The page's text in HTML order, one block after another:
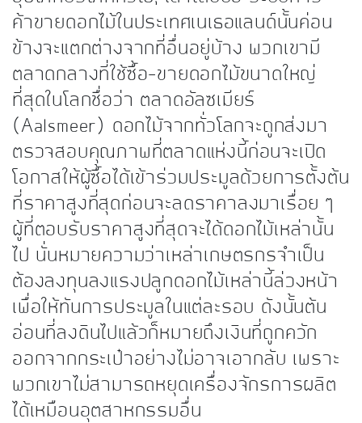
ค้าขายดอกไม้ในประเทศเนเธอแลนด์นั้นค่อน
ข้างจะแตกต่างจากที่อื่นอยู่บ้าง พวกเขามี
ตลาดกลางที่ใช้ซื้อ-ขายดอกไม้ขนาดใหญ่
ที่สุดในโลกชื่อว่า ตลาดอัลซเมียร์
( Aalsmeer ) ดอกไม้จากทั่วโลกจะถูกส่งมา
ตรวจสอบคุณภาพที่ตลาดแห่งนี้ก่อนจะเปิด
โอกาสให้ผู้ซื้อได้เข้าร่วมประมูลด้วยการตั้งต้น
ที่ราคาสูงที่สุดก่อนจะลดราคาลงมาเรื่อย ๆ
ผู้ที่ตอบรับราคาสูงที่สุดจะได้ดอกไม้เหล่านั้น
ไป นั่นหมายความว่าเหล่าเกษตรกรจำเป็น
ต้องลงทุนลงแรงปลูกดอกไม้เหล่านี้ล่วงหน้า
เพื่อให้ทันการประมูลในแต่ละรอบ ดังนั้นต้น
อ่อนที่ลงดินไปแล้วก็หมายถึงเงินที่ถูกควัก
ออกจากกระเป๋าอย่างไม่อาจเอากลับ เพราะ
พวกเขา ไม่สามารถหยุดเครื่องจักรการผลิต
ได้เหมือนอุตสาหกรรมอื่น